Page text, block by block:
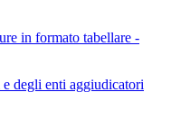
in formato tabellare -
degli enti aggiudicatori